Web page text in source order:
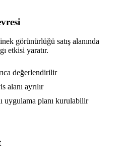
görünürlüğü satış alanında
etkisi yaratır.
değerlendirilir
alanı ayrılır
uygulama planı kurulabilir